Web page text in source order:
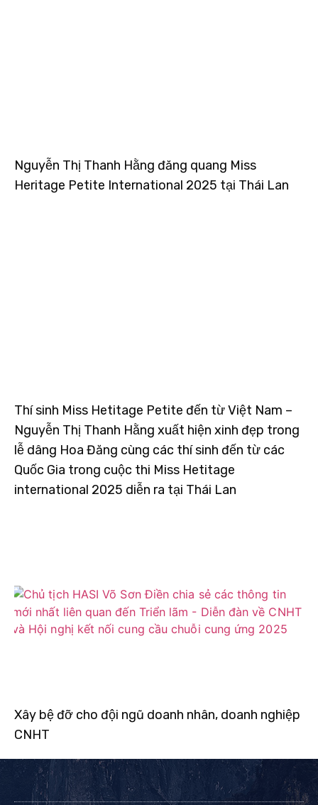
Nguyễn Thị Thanh Hằng đăng quang Miss
Heritage Petite International 2025 tại Thái Lan
Thí sinh Miss Hetitage Petite đến từ Việt Nam –
Nguyễn Thị Thanh Hằng xuất hiện xinh đẹp trong
lễ dâng Hoa Đăng cùng các thí sinh đến từ các
Quốc Gia trong cuộc thi Miss Hetitage
international 2025 diễn ra tại Thái Lan
Xây bệ đỡ cho đội ngũ doanh nhân, doanh nghiệp
CNHT